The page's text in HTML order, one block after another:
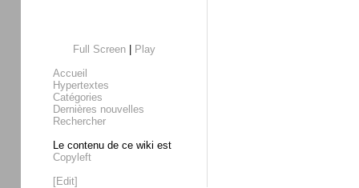
Full Screen|
Play
Accueil
Hypertextes
Catégories
Dernières nouvelles
Rechercher
Le contenu de ce wiki est
Copyleft
[Edit]